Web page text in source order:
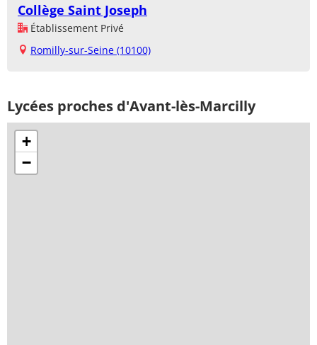
Collège Saint Joseph
Établissement Privé
Romilly-sur-Seine (10100)
Lycées proches d'Avant-lès-Marcilly
+
−